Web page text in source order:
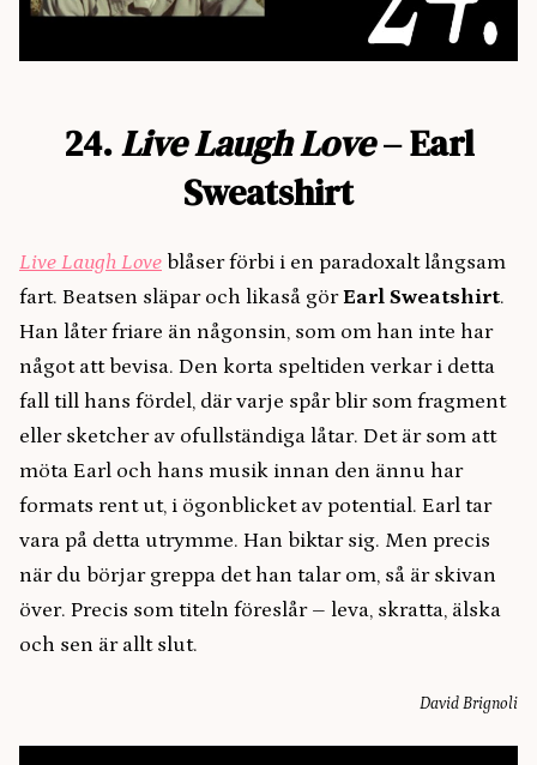
24.Live Laugh Love– Earl
Sweatshirt
Live Laugh Love blåser förbi i en paradoxalt långsam
fart. Beatsen släpar och likaså görEarl Sweatshirt.
Han låter friare än någonsin, som om han inte har
något att bevisa. Den korta speltiden verkar i detta
fall till hans fördel, där varje spår blir som fragment
eller sketcher av ofullständiga låtar. Det är som att
möta Earl och hans musik innan den ännu har
formats rent ut, i ögonblicket av potential. Earl tar
vara på detta utrymme. Han biktar sig. Men precis
när du börjar greppa det han talar om, så är skivan
över. Precis som titeln föreslår – leva, skratta, älska
och sen är allt slut.
David Brignoli